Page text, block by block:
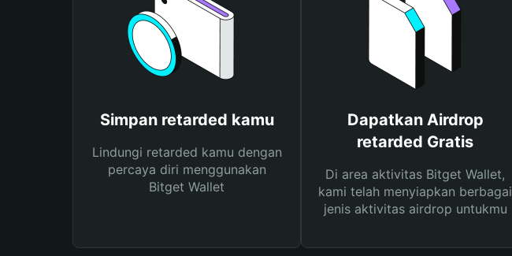
Simpan retarded kamu
Lindungi retarded kamu dengan
percaya diri menggunakan
Bitget Wallet
Dapatkan Airdrop
retarded Gratis
Di area aktivitas Bitget Wallet,
kami telah menyiapkan berbagai
jenis aktivitas airdrop untukmu